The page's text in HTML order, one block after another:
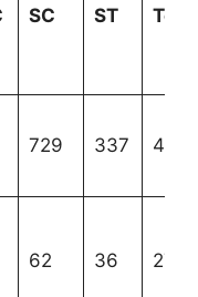
SC ST Total
729 337 4189
62 36 271